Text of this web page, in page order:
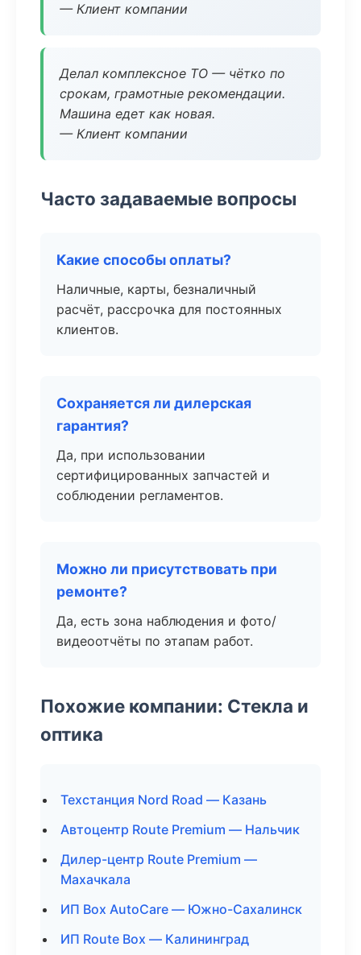
— Клиент компании
Делал комплексное ТО — чётко по
срокам, грамотные рекомендации.
Машина едет как новая.
— Клиент компании
Часто задаваемые вопросы
Какие способы оплаты?
Наличные, карты, безналичный
расчёт, рассрочка для постоянных
клиентов.
Сохраняется ли дилерская
гарантия?
Да, при использовании
сертифицированных запчастей и
соблюдении регламентов.
Можно ли присутствовать при
ремонте?
Да, есть зона наблюдения и фото/
видеоотчёты по этапам работ.
Похожие компании: Стекла и
оптика
Техстанция Nord Road — Казань
Автоцентр Route Premium — Нальчик
Дилер-центр Route Premium —
Махачкала
ИП Box AutoCare — Южно-Сахалинск
ИП Route Box — Калининград